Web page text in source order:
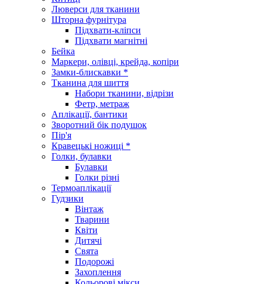
Люверси для тканини
Шторна фурнітура
Підхвати-кліпси
Підхвати магнітні
Бейка
Маркери, олівці, крейда, копіри
Замки-блискавки *
Тканина для шиття
Набори тканини, відрізи
Фетр, метраж
Аплікації, бантики
Зворотний бік подушок
Пір'я
Кравецькі ножиці *
Голки, булавки
Булавки
Голки різні
Термоаплікації
Гудзики
Вінтаж
Тварини
Квіти
Дитячі
Свята
Подорожі
Захоплення